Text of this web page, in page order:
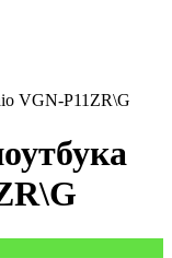
VGN-P11ZR\G